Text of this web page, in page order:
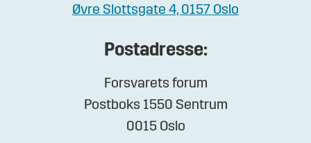
Øvre Slottsgate 4, 0157 Oslo
Postadresse:
Forsvarets forum
Postboks 1550 Sentrum
0015 Oslo